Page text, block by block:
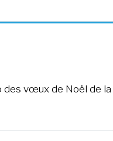
des vœux de Noël de la